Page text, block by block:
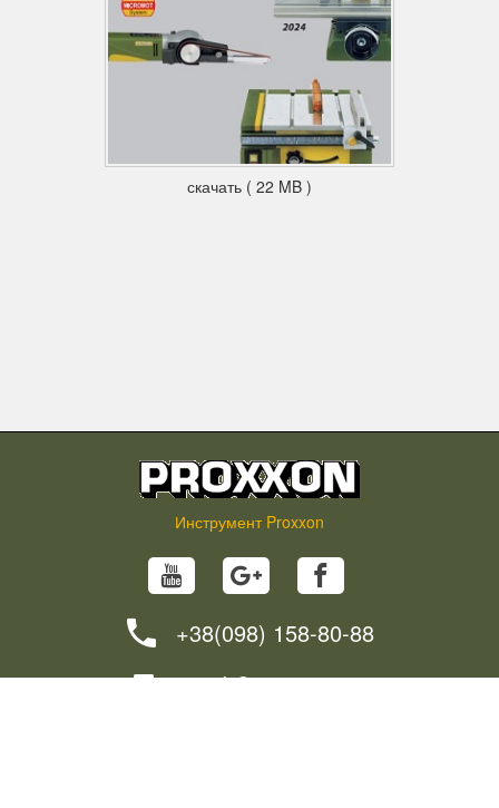
скачать ( 22 MB )
Инструмент Proxxon
+38(098) 158-80-88
info@proxxon.in.ua